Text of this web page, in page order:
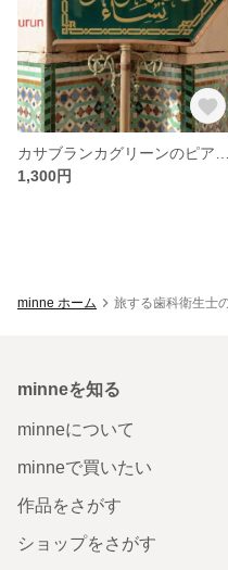
1,300円
minne ホーム 旅する歯科衛生士
minneを知る
minneについて
minneで買いたい
作品をさがす
ショップをさがす